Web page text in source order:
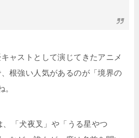
ャストとして演じてきたアニメ
根強い人気があるのが「境界の
。
、「犬夜叉」や「うる星やつ